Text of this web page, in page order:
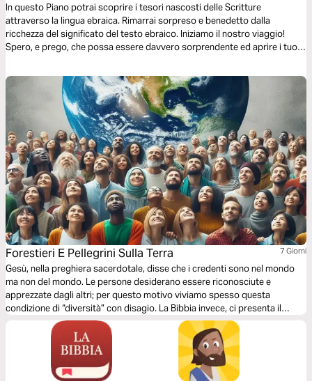
Bibbia dalle Scritture Ebraiche e fare luce su storie
familiari in modo nuovo
In questo Piano potrai scoprire i tesori nascosti delle Scritture
attraverso la lingua ebraica. Rimarrai sorpreso e benedetto dalla
ricchezza del significato del testo ebraico. Iniziamo il nostro viaggio!
Spero, e prego, che possa essere davvero sorprendente ed aprire i tuoi
Forestieri E Pellegrini Sulla Terra 7 Giorni
Gesù, nella preghiera sacerdotale, disse che i credenti sono nel mondo
ma non del mondo. Le persone desiderano essere riconosciute e
apprezzate dagli altri; per questo motivo viviamo spesso questa
condizione di “diversità” con disagio. La Bibbia invece, ci presenta il
nostro vero stato: non siamo esclusi dal mondo ma inclusi nel popolo di
Dio. Inoltre, abbiamo la missione di invitare gli altri a fare parte di questo
popolo. Vedremo, attraverso i patriarchi Abraamo, Isacco, Giacobbe e
Giuseppe quanto la vita da forestiero e pellegrino possa essere
benedetta dal Signore ed essere, allo stesso tempo, di benedizione agli